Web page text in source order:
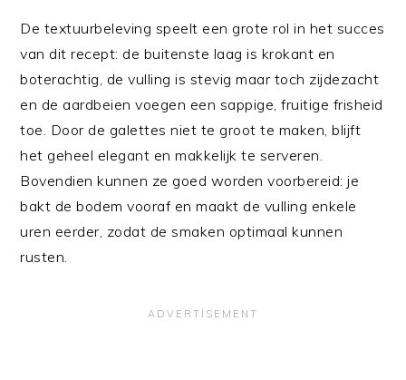
De textuurbeleving speelt een grote rol in het succes
van dit recept: de buitenste laag is krokant en
boterachtig, de vulling is stevig maar toch zijdezacht
en de aardbeien voegen een sappige, fruitige frisheid
toe. Door de galettes niet te groot te maken, blijft
het geheel elegant en makkelijk te serveren.
Bovendien kunnen ze goed worden voorbereid: je
bakt de bodem vooraf en maakt de vulling enkele
uren eerder, zodat de smaken optimaal kunnen
rusten.